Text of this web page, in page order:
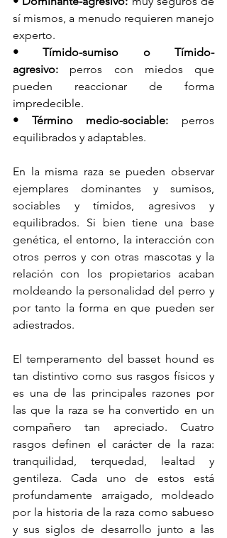
sí mismos, a menudo requieren manejo
experto.
• Tímido-sumiso o Tímido-
agresivo: perros con miedos que
pueden reaccionar de forma
impredecible.
• Término medio-sociable: perros
equilibrados y adaptables.
En la misma raza se pueden observar
ejemplares dominantes y sumisos,
sociables y tímidos, agresivos y
equilibrados. Si bien tiene una base
genética, el entorno, la interacción con
otros perros y con otras mascotas y la
relación con los propietarios acaban
moldeando la personalidad del perro y
por tanto la forma en que pueden ser
adiestrados.
El temperamento del basset hound es
tan distintivo como sus rasgos físicos y
es una de las principales razones por
las que la raza se ha convertido en un
compañero tan apreciado. Cuatro
rasgos definen el carácter de la raza:
tranquilidad, terquedad, lealtad y
gentileza. Cada uno de estos está
profundamente arraigado, moldeado
por la historia de la raza como sabueso
y sus siglos de desarrollo junto a las